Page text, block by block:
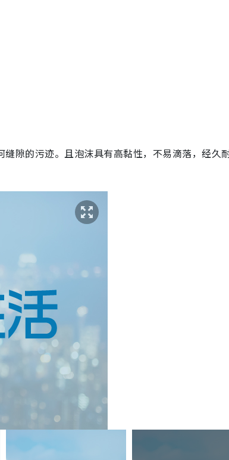
隙的污迹。且泡沫具有高黏性，不易滴落，经久